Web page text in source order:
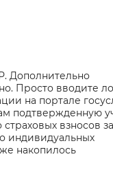
Дополнительно
Просто вводите
на портале
подтвержденную
взносов
индивидуальных
накопилось